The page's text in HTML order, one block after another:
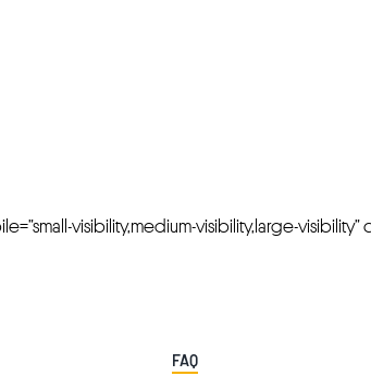
visibility,medium-visibility,large-visibility”
FAQ